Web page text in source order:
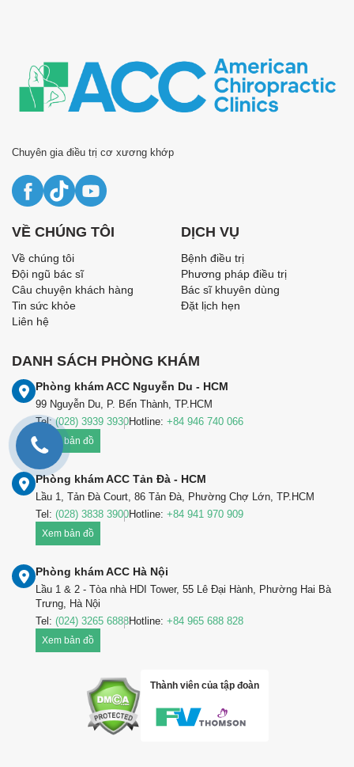
Chuyên gia điều trị cơ xương khớp
DANH SÁCH PHÒNG KHÁM
Phòng khám ACC Nguyễn Du - HCM
99 Nguyễn Du, P. Bến Thành, TP.HCM
Tel:(028) 3939 3930Hotline: +84 946 740 066
Xem bản đồ
Phòng khám ACC Tản Đà - HCM
Lầu 1, Tản Đà Court, 86 Tản Đà, Phường Chợ Lớn, TP.HCM
Tel: (028) 3838 3900Hotline: +84 941 970 909
Xem bản đồ
Phòng khám ACC Hà Nội
Lầu 1 & 2 - Tòa nhà HDI Tower, 55 Lê Đại Hành, Phường Hai Bà
Trưng, Hà Nội
Tel: (024) 3265 6888Hotline: +84 965 688 828
Xem bản đồ
VỀ CHÚNG TÔI
Về chúng tôi
Đội ngũ bác sĩ
Câu chuyện khách hàng
Tin sức khỏe
Liên hệ
DỊCH VỤ
Bệnh điều trị
Phương pháp điều trị
Bác sĩ khuyên dùng
Đặt lịch hẹn
Thành viên của tập đoàn